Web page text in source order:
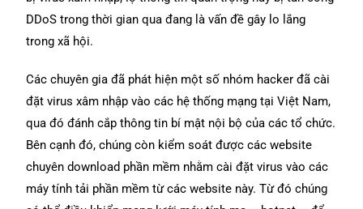
DDoS trong thời gian qua đang là vấn đề gây lo lắng
trong xã hội.
Các chuyên gia đã phát hiện một số nhóm hacker đã cài
đặt virus xâm nhập vào các hệ thống mạng tại Việt Nam,
qua đó đánh cắp thông tin bí mật nội bộ của các tổ chức.
Bên cạnh đó, chúng còn kiểm soát được các website
chuyên download phần mềm nhằm cài đặt virus vào các
máy tính tải phần mềm từ các website này. Từ đó chúng